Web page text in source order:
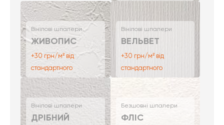
Вінілові шпалери
ЖИВОПИС
+30 грн/м² від
стандартного
Вінілові шпалери
ВЕЛЬВЕТ
+30 грн/м² від
стандартного
Вінілові шпалери
ДРІБНИЙ
Безшовні шпалери
ФЛІС